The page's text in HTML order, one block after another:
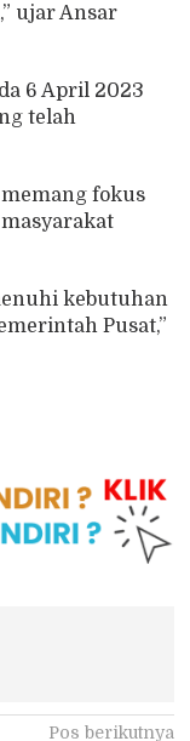
ujar Ansar
6 April 2023
telah
fokus
kebutuhan
Pusat,”
Pos berikutnya